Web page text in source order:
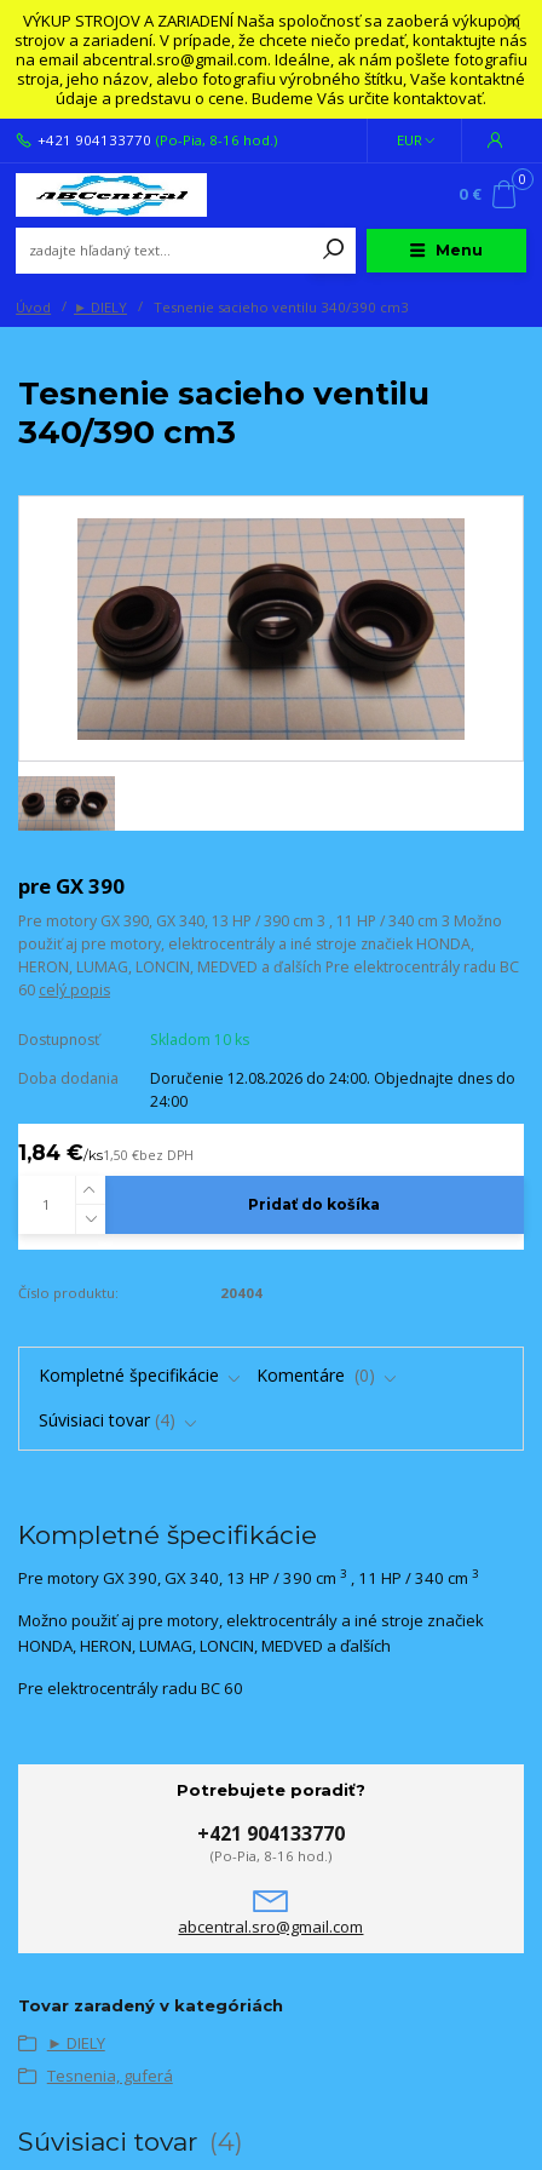
VÝKUP STROJOV A ZARIADENÍ Naša spoločnosť sa zaoberá výkupom
strojov a zariadení. V prípade, že chcete niečo predať, kontaktujte nás
na email abcentral.sro@gmail.com. Ideálne, ak nám pošlete fotografiu
stroja, jeho názov, alebo fotografiu výrobného štítku, Vaše kontaktné
údaje a predstavu o cene. Budeme Vás určite kontaktovať.
Menu
EUR
+421 904133770 (Po-Pia, 8-16 hod.)
0
0 €
Úvod ► DIELY Tesnenie sacieho ventilu 340/390 cm3
Tesnenie sacieho ventilu
340/390 cm3
pre GX 390
Pre motory GX 390, GX 340, 13 HP / 390 cm 3 , 11 HP / 340 cm 3 Možno
použiť aj pre motory, elektrocentrály a iné stroje značiek HONDA,
HERON, LUMAG, LONCIN, MEDVED a ďalších Pre elektrocentrály radu BC
60 celý popis
Dostupnosť
Skladom 10 ks
Doba dodania
Doručenie 12.08.2026 do 24:00. Objednajte dnes do
24:00
1,84 €/ks1,50 €bez DPH
Pridať do košíka
Číslo produktu: 20404
Kompletné špecifikácie Komentáre
0
Súvisiaci tovar 4
Kompletné špecifikácie
Pre motory GX 390, GX 340, 13 HP / 390 cm 3 , 11 HP / 340 cm 3
Možno použiť aj pre motory, elektrocentrály a iné stroje značiek
HONDA, HERON, LUMAG, LONCIN, MEDVED a ďalších
Pre elektrocentrály radu BC 60
Potrebujete poradiť?
+421 904133770
(Po-Pia, 8-16 hod.)
abcentral.sro@gmail.com
Tovar zaradený v kategóriách
► DIELY
Tesnenia, guferá
Súvisiaci tovar 4